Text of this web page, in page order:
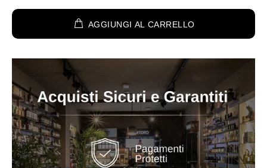
AGGIUNGI AL CARRELLO